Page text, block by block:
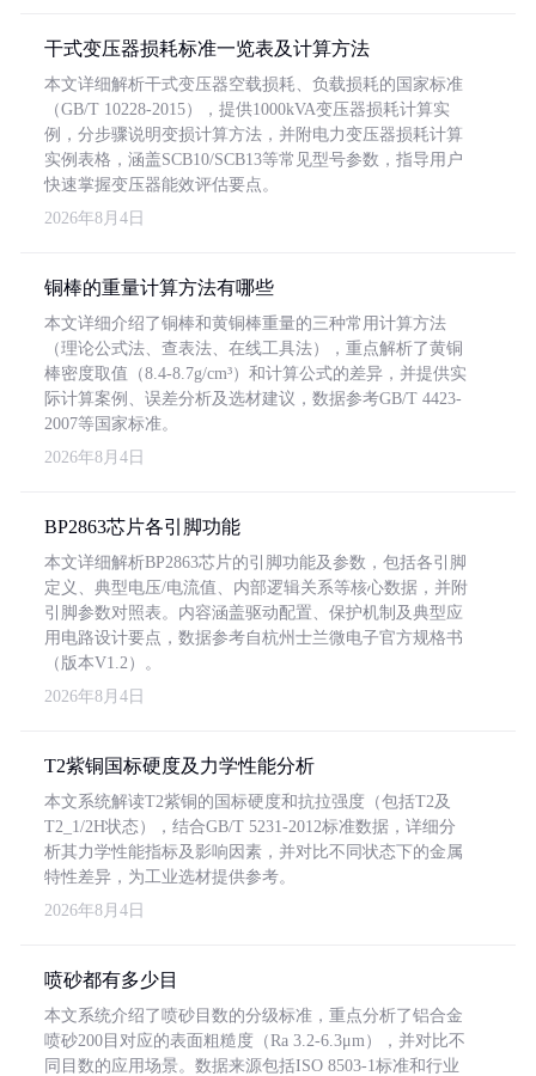
干式变压器损耗标准一览表及计算方法
本文详细解析干式变压器空载损耗、负载损耗的国家标准
（GB/T 10228-2015），提供1000kVA变压器损耗计算实
例，分步骤说明变损计算方法，并附电力变压器损耗计算
实例表格，涵盖SCB10/SCB13等常见型号参数，指导用户
快速掌握变压器能效评估要点。
2026年8月4日
铜棒的重量计算方法有哪些
本文详细介绍了铜棒和黄铜棒重量的三种常用计算方法
（理论公式法、查表法、在线工具法），重点解析了黄铜
棒密度取值（8.4-8.7g/cm³）和计算公式的差异，并提供实
际计算案例、误差分析及选材建议，数据参考GB/T 4423-
2007等国家标准。
2026年8月4日
BP2863芯片各引脚功能
本文详细解析BP2863芯片的引脚功能及参数，包括各引脚
定义、典型电压/电流值、内部逻辑关系等核心数据，并附
引脚参数对照表。内容涵盖驱动配置、保护机制及典型应
用电路设计要点，数据参考自杭州士兰微电子官方规格书
（版本V1.2）。
2026年8月4日
T2紫铜国标硬度及力学性能分析
本文系统解读T2紫铜的国标硬度和抗拉强度（包括T2及
T2_1/2H状态），结合GB/T 5231-2012标准数据，详细分
析其力学性能指标及影响因素，并对比不同状态下的金属
特性差异，为工业选材提供参考。
2026年8月4日
喷砂都有多少目
本文系统介绍了喷砂目数的分级标准，重点分析了铝合金
喷砂200目对应的表面粗糙度（Ra 3.2-6.3μm），并对比不
同目数的应用场景。数据来源包括ISO 8503-1标准和行业